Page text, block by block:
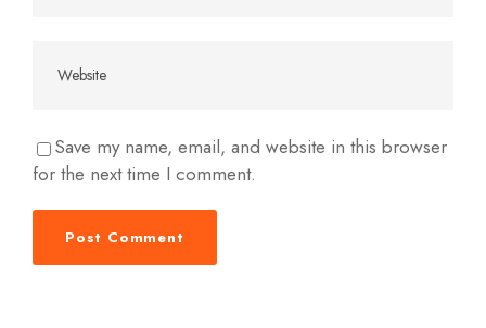
Save my name, email, and website in this browser
for the next time I comment.